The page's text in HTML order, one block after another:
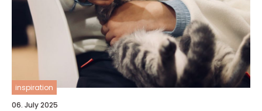
inspiration
06. July 2025